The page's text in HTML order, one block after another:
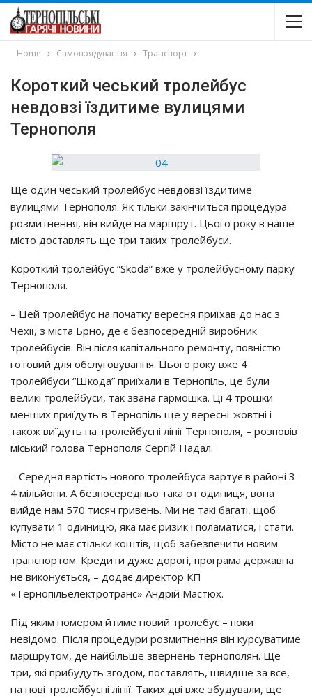
Home Самоврядування Транспорт
Короткий чеський тролейбус
невдовзі їздитиме вулицями
Тернополя
Ще один чеський тролейбус невдовзі їздитиме
вулицями Тернополя. Як тільки закінчиться процедура
розмитнення, він вийде на маршрут. Цього року в наше
місто доставлять ще три таких тролейбуси.
Короткий тролейбус “Skoda” вже у тролейбусному парку
Тернополя.
– Цей тролейбус на початку вересня приїхав до нас з
Чехії, з міста Брно, де є безпосередній виробник
тролейбусів. Він після капітального ремонту, повністю
готовий для обслуговування. Цього року вже 4
тролейбуси “Шкода” приїхали в Тернопіль, це були
великі тролейбуси, так звана гармошка. Ці 4 трошки
менших приїдуть в Тернопіль ще у вересні-жовтні і
також виїдуть на тролейбусні лінії Тернополя, – розповів
міський голова Тернополя Сергій Надал.
– Середня вартість нового тролейбуса вартує в районі 3-
4 мільйони. А безпосередньо така от одиниця, вона
вийде нам 570 тисяч гривень. Ми не такі багаті, щоб
купувати 1 одиницю, яка має ризик і поламатися, і стати.
Місто не має стільки коштів, щоб забезпечити новим
транспортом. Кредити дуже дорогі, програма державна
не виконується, – додає директор КП
«Тернопільелектротранс» Андрій Мастюх.
Під яким номером йтиме новий тролебус – поки
невідомо. Після процедури розмитнення він курсуватиме
маршрутом, де найбільше звернень тернополян. Ще
три, які прибудуть згодом, поставлять, швидше за все,
на нові тролейбусні лінії. Таких дві вже збудували, ще